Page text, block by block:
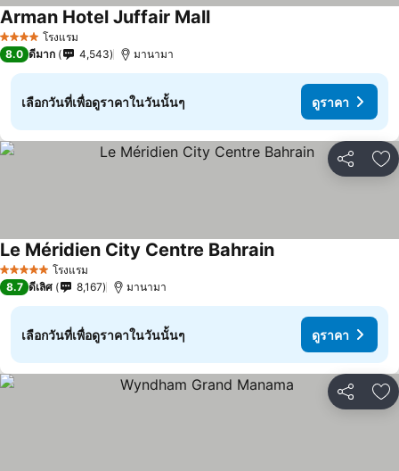
4 ดาว โรงแรม
Arman Hotel Juffair Mall
8.0 ดีมาก 4,543 มานามา
เลือกวันที่เพื่อดูราคาในวันนั้นๆ ดูราคา
แชร์ เ
5 ดาว โรงแรม
Le Méridien City Centre Bahrain
8.7 ดีเลิศ 8,167 มานามา
เลือกวันที่เพื่อดูราคาในวันนั้นๆ ดูราคา
แชร์ เ